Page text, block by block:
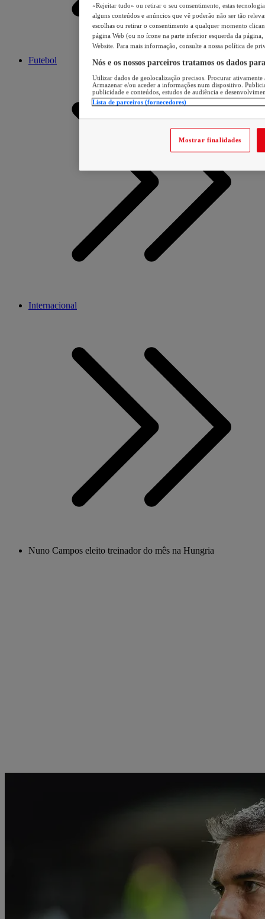
Futebol
Internacional
Nuno Campos eleito treinador do mês na Hungria
«Rejeitar tudo» ou retirar o seu consentimento, estas
alguns conteúdos e anúncios que vê poderão não ser tão
escolhas ou retirar o consentimento a qualquer momento
página Web (ou no ícone na parte inferior esquerda da página,
Website. Para mais informação, consulte a nossa política de
Nós e os nossos parceiros tratamos os dados
Utilizar dados de geolocalização precisos. Procurar
Armazenar e/ou aceder a informações num dispositivo.
publicidade e conteúdos, estudos de audiência e
Lista de parceiros (fornecedores)
Mostrar finalidades